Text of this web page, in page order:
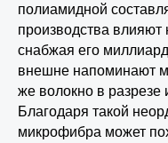
полиамидной
производства влияют
снабжая его
внешне напоминают
же волокно в разрезе
Благодаря такой
микрофибра может